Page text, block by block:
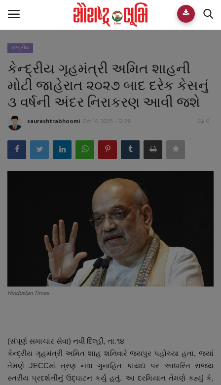
Home
E-paper
Videos
Who We Are
Live TV
About Author
Dipotsav Special
ગુજરાત
જુનાગઢ
રાષ્ટ્રીય
કેન્દ્રીય ગૃહમંત્રી અમિત શાહની
મોટી જાહેરાત ૨૦૨૭ બાદ દરેક કેસનું
૩ વર્ષની અંદર નિરાકરણ આવી જશે
saurashtrabhoomi Oct 14, 2025 - 12:23 0
Hindustan Times
(સંપૂર્ણ સમાચાર સેવા) નવી દિલ્હી, તા.૧૪
કેન્દ્રીય ગૃહમંત્રી અમિત શાહ શનિવારે જયપુર પહોંચ્યા હતા, જ્યાં
તેમણે JECCમાં ત્રણ નવા ગુનાહિત કાયદા પર આધારિત રાજ્ય
સ્તરીય પ્રદર્શનીનું ઉદ્ઘાટન કર્યું હતું. આ દરમિયાન તેમણે કહ્યું કે,